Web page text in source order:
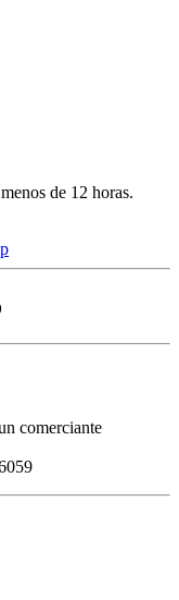
de 12 horas.
comerciante